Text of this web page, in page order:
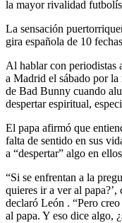
la mayor rivalidad
La sensación
gira española de 10
Al hablar con periodistas
a Madrid el sábado por
de Bad Bunny cuando
despertar espiritual,
El papa afirmó que
falta de sentido en sus
a “despertar” algo en
“Si se enfrentan a la
quieres ir a ver al
declaró León . “Pero
al papa. Y eso dice algo,